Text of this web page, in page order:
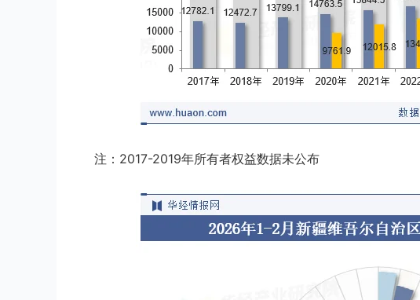
注：2017-2019年所有者权益数据未公布